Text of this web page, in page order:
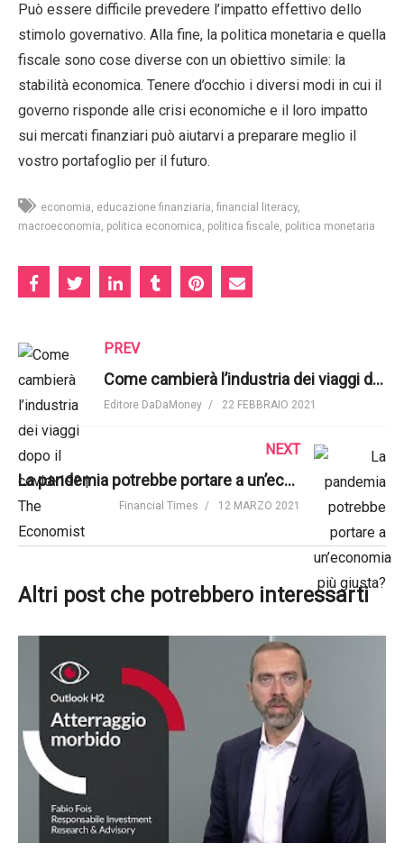
Può essere difficile prevedere l’impatto effettivo dello
stimolo governativo. Alla fine, la politica monetaria e quella
fiscale sono cose diverse con un obiettivo simile: la
stabilità economica. Tenere d’occhio i diversi modi in cui il
governo risponde alle crisi economiche e il loro impatto
sui mercati finanziari può aiutarvi a preparare meglio il
vostro portafoglio per il futuro.
economia educazione finanziaria financial literacy
macroeconomia politica economica politica fiscale politica monetaria
PREV
Come cambierà l’industria dei viaggi dopo il covid-19? | The Economist
Editore DaDaMoney 22 FEBBRAIO 2021
NEXT
La pandemia potrebbe portare a un’economia più giusta?
Financial Times 12 MARZO 2021
Altri post che potrebbero interessarti